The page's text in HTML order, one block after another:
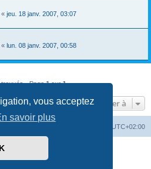
vous acceptez
savoir plus
« jeu. 18 janv. 2007, 03:07
« lun. 08 janv. 2007, 00:58
• Page1sur1
Aller à
UTC+02:00
® Forum Software © phpBB Limited
phpBB-fr.com